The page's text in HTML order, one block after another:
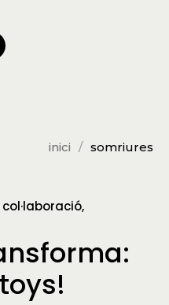
inici somriures
col·laboració